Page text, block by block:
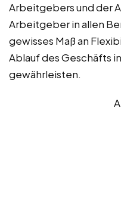
Arbeitgebers und der
Arbeitgeber in allen
gewisses Maß an
Ablauf des Geschäfts
gewährleisten.